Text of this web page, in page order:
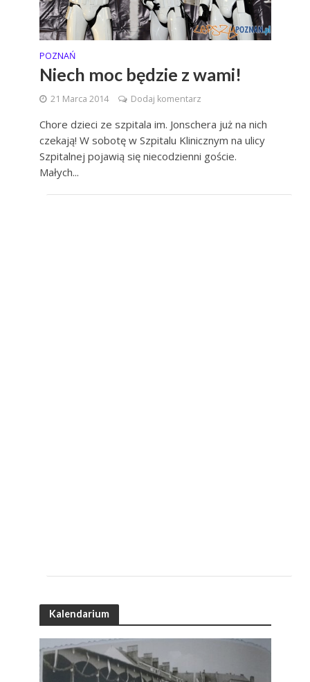
POZNAŃ
Niech moc będzie z wami!
21 Marca 2014 Dodaj komentarz
Chore dzieci ze szpitala im. Jonschera już na nich
czekają! W sobotę w Szpitalu Klinicznym na ulicy
Szpitalnej pojawią się niecodzienni goście.
Małych...
Kalendarium